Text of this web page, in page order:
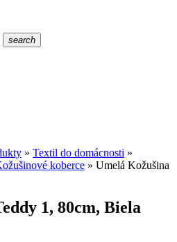
search
» Textil do domácnosti »
koberce » Umelá Kožušina
1, 80cm, Biela